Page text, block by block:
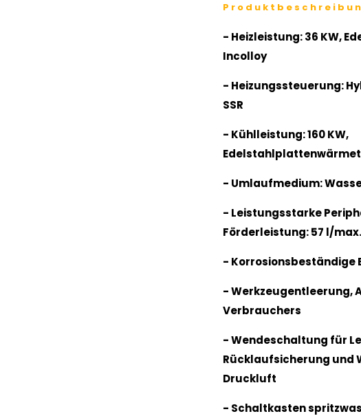
- Heizleistung: 36 KW,
Incolloy
- Heizungssteuerung:
SSR
- Kühlleistung: 160 KW,
- Umlaufmedium:
- Leistungsstarke
Förderleistung: 57 l/
- Korrosionsbeständige
- Werkzeugentleerung,
Verbrauchers
- Wendeschaltung für
Rücklaufsicherung und
Druckluft
- Schaltkasten